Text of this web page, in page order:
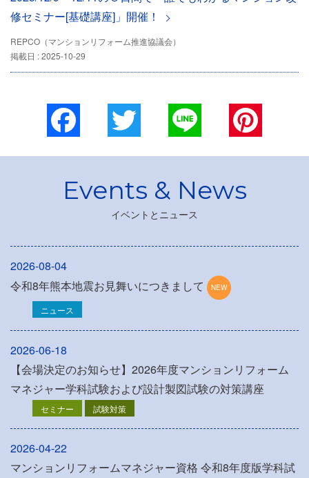
修セミナー[基礎講座]」開催！
REPCO（マンションリフォーム推進協議会）
掲載日 : 2025-10-29
Facebook
イベントとニュース
2026-08-04
令和8年熊本地震お見舞いにつきまして
ニュース
2026-06-18
【会場決定のお知らせ】2026年度マンションリフォーム
マネジャー学科試験および設計製図試験の対策講座
セミナー 試験対策
2026-04-22
マンションリフォームマネジャー資格 令和8年度版学科試